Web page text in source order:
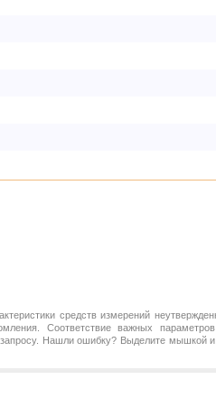
средств измерений
Соответствие важных
запросу. Нашли ошибку? Выделите мышкой